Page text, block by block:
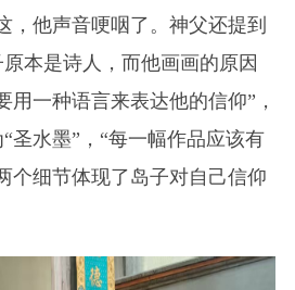
，他声音哽咽了。神父还提到
本是诗人，而他画画的原因
用一种语言来表达他的信仰”，
圣水墨”，“每一幅作品应该有
个细节体现了岛子对自己信仰